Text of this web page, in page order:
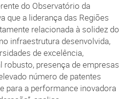
do Observatório da
que a liderança das Regiões
relacionada à solidez do
infraestrutura desenvolvida,
de excelência,
presença de empresas
número de patentes
para a performance inovadora